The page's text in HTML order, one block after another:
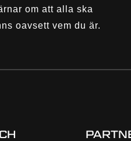
om att alla ska
oavsett vem du är.